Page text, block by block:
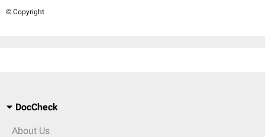
© Copyright
DocCheck
About Us